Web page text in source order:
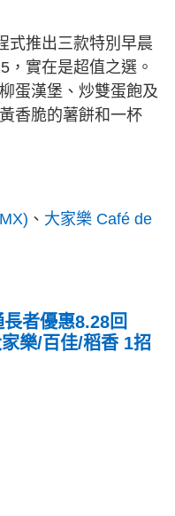
式推出三款特別早晨
，實在是超值之選。
蛋漢堡、炒雙蛋飽及
香脆的薯餅和一杯
、 大家樂 Café de
者優惠8.28回
樂/百佳/稻香 1招